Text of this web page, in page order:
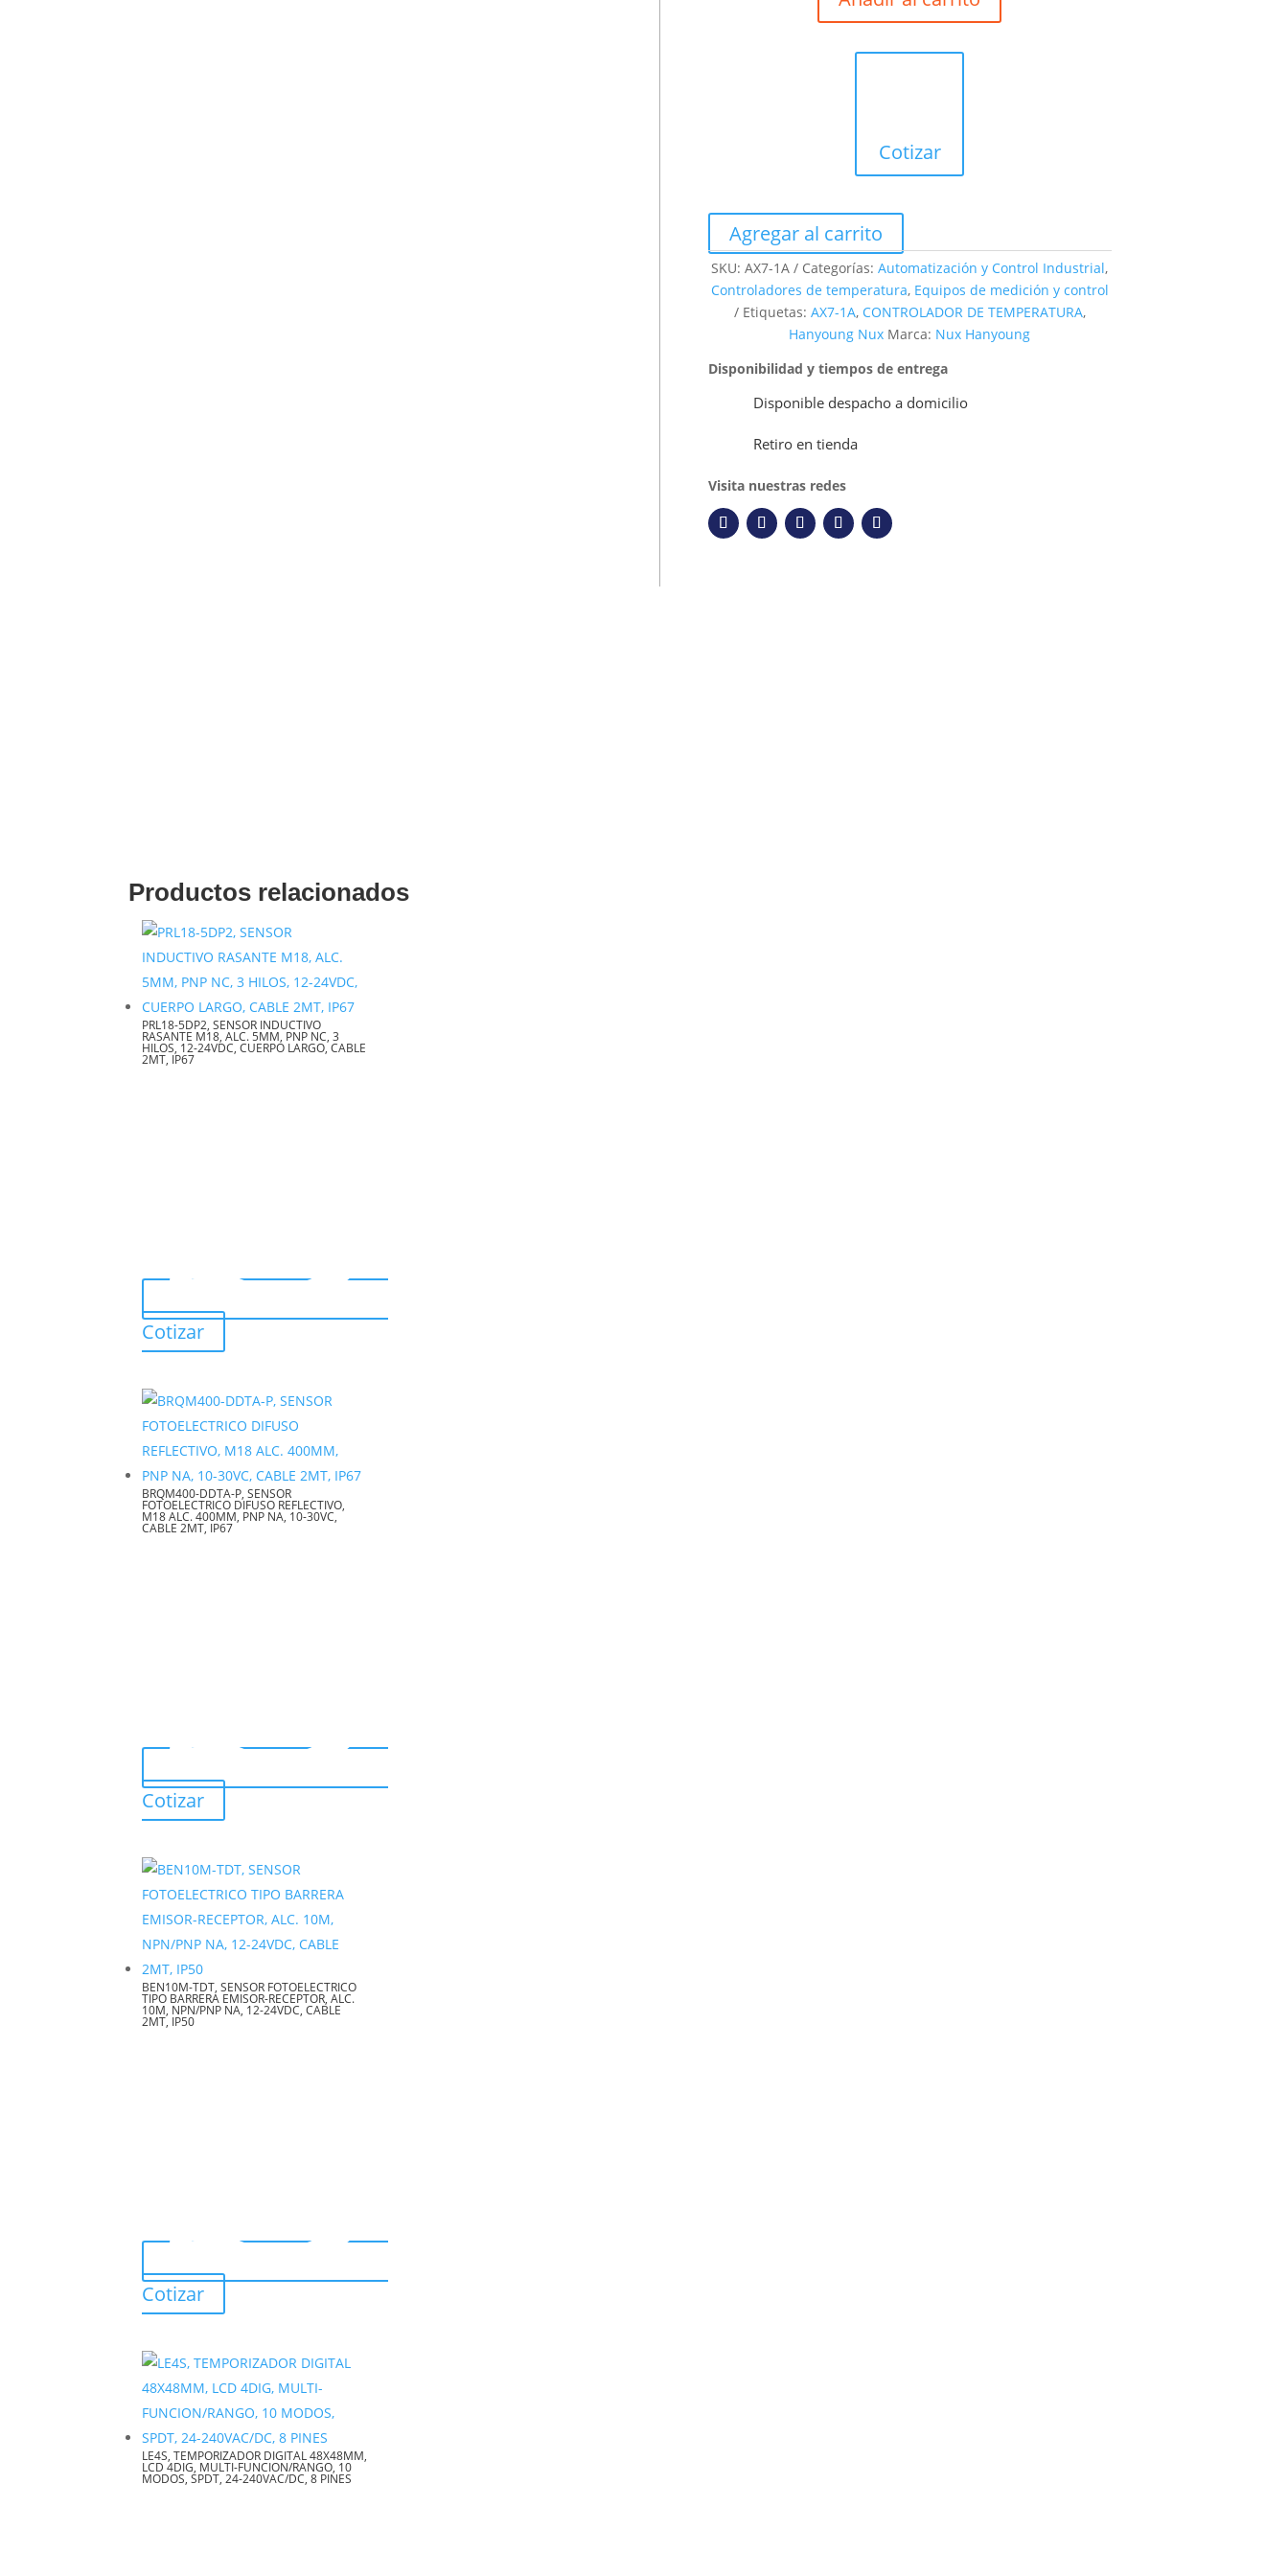
Cotizar
Agregar al carrito
SKU:AX7-1A Categorías:Automatización y Control Industrial,
Controladores de temperatura, Equipos de medición y control
Etiquetas: AX7-1A, CONTROLADOR DE TEMPERATURA,
Hanyoung Nux Marca: Nux Hanyoung
Disponibilidad y tiempos de entrega
Disponible despacho a domicilio
Retiro en tienda
Visita nuestras redes
Productos relacionados
PRL18-5DP2, SENSOR INDUCTIVO
RASANTE M18, ALC. 5MM, PNP NC, 3
HILOS, 12-24VDC, CUERPO LARGO, CABLE
2MT, IP67
Cotizar
BRQM400-DDTA-P, SENSOR
FOTOELECTRICO DIFUSO REFLECTIVO,
M18 ALC. 400MM, PNP NA, 10-30VC,
CABLE 2MT, IP67
Cotizar
BEN10M-TDT, SENSOR FOTOELECTRICO
TIPO BARRERA EMISOR-RECEPTOR, ALC.
10M, NPN/PNP NA, 12-24VDC, CABLE
2MT, IP50
Cotizar
LE4S, TEMPORIZADOR DIGITAL 48X48MM,
LCD 4DIG, MULTI-FUNCION/RANGO, 10
MODOS, SPDT, 24-240VAC/DC, 8 PINES